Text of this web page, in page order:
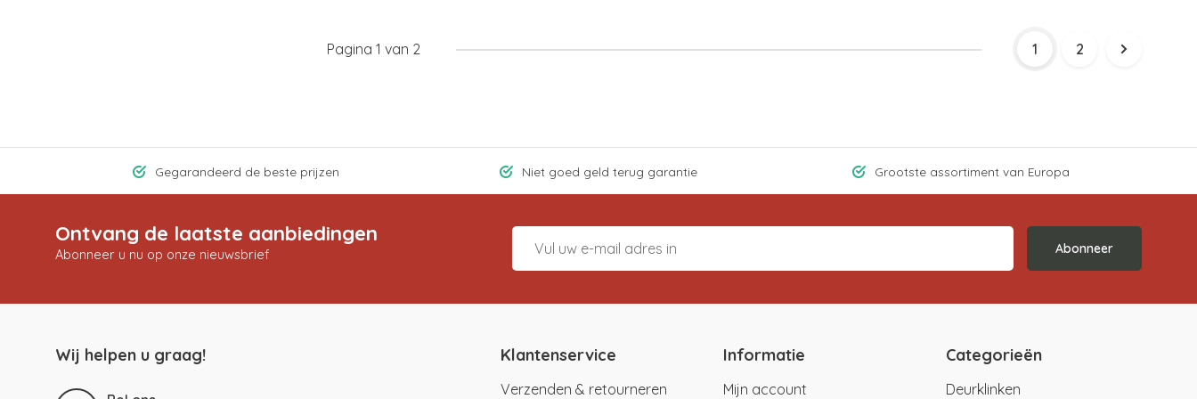
Pagina 1 van 2 1 2
Gegarandeerd de beste prijzen Niet goed geld terug garantie Grootste assortiment van Europa
Ontvang de laatste aanbiedingen
Abonneer u nu op onze nieuwsbrief Abonneer
Wij helpen u graag! Klantenservice
Verzenden & retourneren
Informatie
Mijn account
Categorieën
Deurklinken